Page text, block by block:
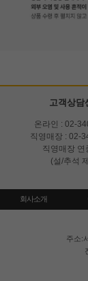
고객상담
온라인 : 02-
직영매장 : 02-
직영매장 연
(설/추석
회사소개
주소: